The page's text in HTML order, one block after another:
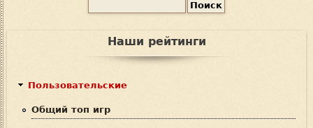
Наши рейтинги
Пользовательские
Общий топ игр